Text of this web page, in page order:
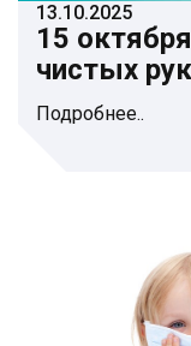
13.10.2025
15
чистых рук
Подробнее..